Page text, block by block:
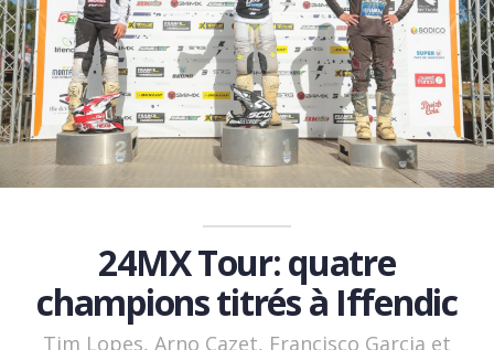
24MX Tour: quatre
champions titrés à Iffendic
Tim Lopes, Arno Cazet, Francisco Garcia et